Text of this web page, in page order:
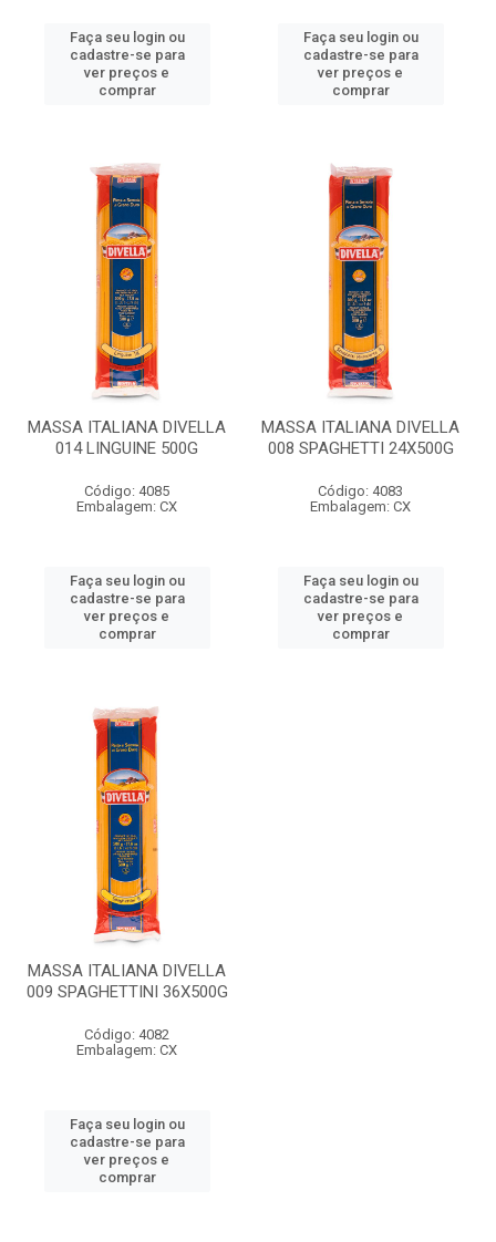
Faça seu login ou
cadastre-se para
ver preços e
comprar
Faça seu login ou
cadastre-se para
ver preços e
comprar
MASSA ITALIANA DIVELLA
014 LINGUINE 500G
Código: 4085
Embalagem: CX
Faça seu login ou
cadastre-se para
ver preços e
comprar
MASSA ITALIANA DIVELLA
008 SPAGHETTI 24X500G
Código: 4083
Embalagem: CX
Faça seu login ou
cadastre-se para
ver preços e
comprar
MASSA ITALIANA DIVELLA
009 SPAGHETTINI 36X500G
Código: 4082
Embalagem: CX
Faça seu login ou
cadastre-se para
ver preços e
comprar